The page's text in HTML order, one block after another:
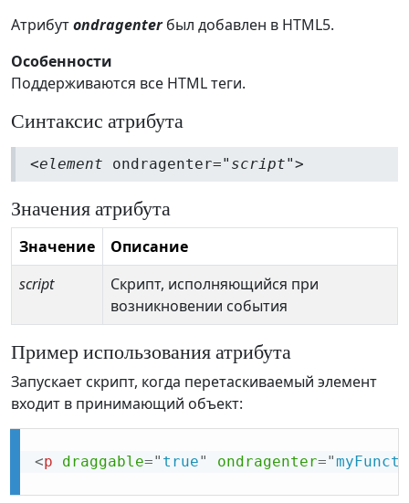
Атрибутondragenterбыл добавлен в HTML5.
Особенности
Поддерживаются все HTML теги.
Синтаксис атрибута
<element ondragenter=" script">
Значения атрибута
Значение
Описание
script
Скрипт, исполняющийся при
возникновении события
Пример использования атрибута
Запускает скрипт, когда перетаскиваемый элемент
входит в принимающий объект:
<p draggable=" true" ondragenter="